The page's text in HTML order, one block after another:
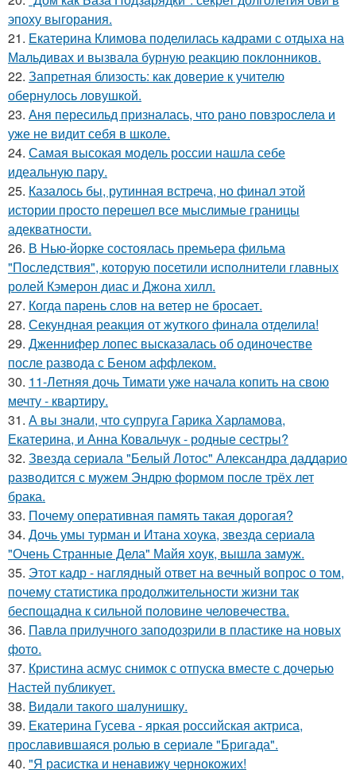
эпоху выгорания.
21. Екатерина Климова поделилась кадрами с отдыха на
Мальдивах и вызвала бурную реакцию поклонников.
22. Запретная близость: как доверие к учителю
обернулось ловушкой.
23. Аня пересильд призналась, что рано повзрослела и
уже не видит себя в школе.
24. Самая высокая модель россии нашла себе
идеальную пару.
25. Казалось бы, рутинная встреча, но финал этой
истории просто перешел все мыслимые границы
адекватности.
26. В Нью-йорке состоялась премьера фильма
"Последствия", которую посетили исполнители главных
ролей Кэмерон диас и Джона хилл.
27. Когда парень слов на ветер не бросает.
28. Секундная реакция от жуткого финала отделила!
29. Дженнифер лопес высказалась об одиночестве
после развода с Беном аффлеком.
30. 11-Летняя дочь Тимати уже начала копить на свою
мечту - квартиру.
31. А вы знали, что супруга Гарика Харламова,
Екатерина, и Анна Ковальчук - родные сестры?
32. Звезда сериала "Белый Лотос" Александра даддарио
разводится с мужем Эндрю формом после трёх лет
брака.
33. Почему оперативная память такая дорогая?
34. Дочь умы турман и Итана хоука, звезда сериала
"Очень Странные Дела" Майя хоук, вышла замуж.
35. Этот кадр - наглядный ответ на вечный вопрос о том,
почему статистика продолжительности жизни так
беспощадна к сильной половине человечества.
36. Павла прилучного заподозрили в пластике на новых
фото.
37. Кристина асмус снимок с отпуска вместе с дочерью
Настей публикует.
38. Видaли тaкого шaлунишку.
39. Екатерина Гусева - яркая российская актриса,
прославившаяся ролью в сериале "Бригада".
40. "Я расистка и ненавижу чернокожих!